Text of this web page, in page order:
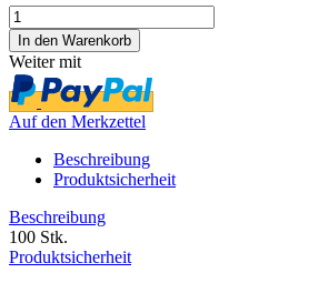
Weiter mit
Auf den Merkzettel
Beschreibung
Produktsicherheit
Beschreibung
100 Stk.
Produktsicherheit